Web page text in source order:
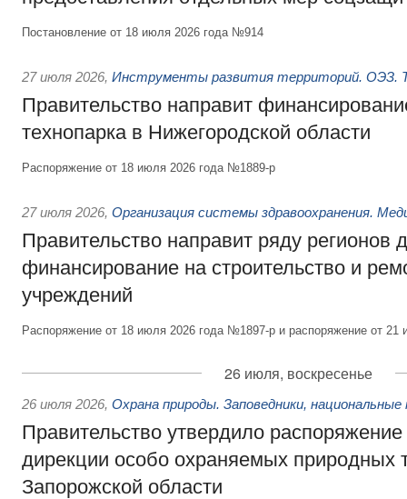
Постановление от 18 июля 2026 года №914
27 июля 2026, Инструменты развития территорий. ОЭЗ.
Правительство направит
технопарка в Нижегородской области
Распоряжение от 18 июля 2026 года №1889-р
27 июля 2026, Организация системы здравоохранения.
Правительство направит ряду регионов
финансирование на строительство и
учреждений
Распоряжение от 18 июля 2026 года №1897-р и распоряжение от
26 июля, воскресенье
26 июля 2026, Охрана природы. Заповедники, национальные
Правительство утвердило
дирекции особо охраняемых природных
Запорожской области